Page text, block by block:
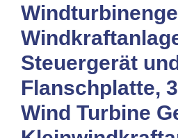
Steuergerät
Flanschplatte,
Wind Turbine